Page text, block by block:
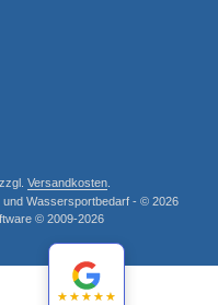
Versandkosten
Wassersportbedarf - © 2026
© 2009-2026
★★★★★
★★★★★